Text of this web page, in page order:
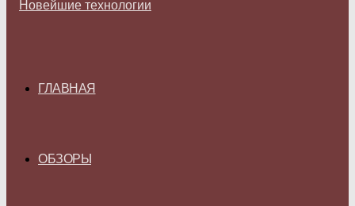
ГЛАВНАЯ
ОБЗОРЫ